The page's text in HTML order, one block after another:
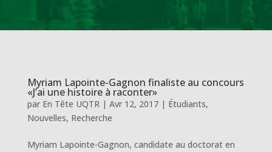
Myriam Lapointe-Gagnon finaliste au concours
«J’ai une histoire à raconter»
par En Tête UQTR| Avr 12, 2017| Étudiants,
Nouvelles, Recherche
Myriam Lapointe-Gagnon, candidate au doctorat en